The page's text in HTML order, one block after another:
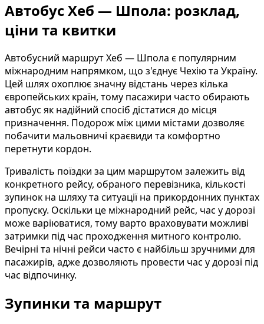
Автобус Хеб — Шпола: розклад,
ціни та квитки
Автобусний маршрут Хеб — Шпола є популярним
міжнародним напрямком, що з'єднує Чехію та Україну.
Цей шлях охоплює значну відстань через кілька
європейських країн, тому пасажири часто обирають
автобус як надійний спосіб дістатися до місця
призначення. Подорож між цими містами дозволяє
побачити мальовничі краєвиди та комфортно
перетнути кордон.
Тривалість поїздки за цим маршрутом залежить від
конкретного рейсу, обраного перевізника, кількості
зупинок на шляху та ситуації на прикордонних пунктах
пропуску. Оскільки це міжнародний рейс, час у дорозі
може варіюватися, тому варто враховувати можливі
затримки під час проходження митного контролю.
Вечірні та нічні рейси часто є найбільш зручними для
пасажирів, адже дозволяють провести час у дорозі під
час відпочинку.
Зупинки та маршрут